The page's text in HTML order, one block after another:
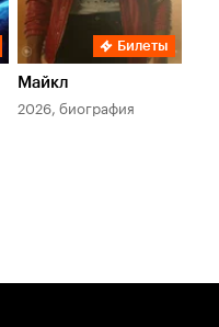
Билеты
Майкл
2026, биография